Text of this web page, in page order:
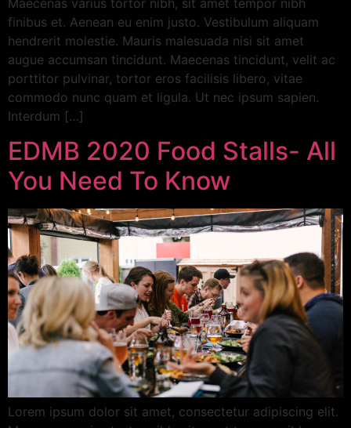
Maecenas varius tortor nibh, sit amet tempor nibh
finibus et. Aenean eu enim justo. Vestibulum aliquam
hendrerit molestie. Mauris malesuada nisi sit amet
augue accumsan tincidunt. Maecenas tincidunt, velit ac
porttitor pulvinar, tortor eros facilisis libero, vitae
commodo nunc quam et ligula. Ut nec ipsum sapien.
Interdum […]
EDMB 2020 Food Stalls- All
You Need To Know
Lorem ipsum dolor sit amet, consectetur adipiscing elit.